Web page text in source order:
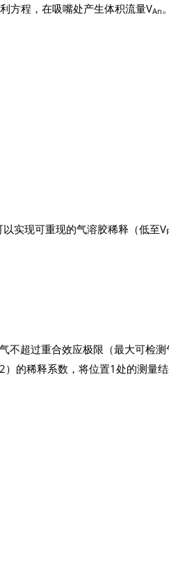
方程，在吸嘴处产生体积流量VAn
实现可重现的气溶胶稀释（低至V
不超过重合效应极限（最大可检测
的稀释系数，将位置1处的测量